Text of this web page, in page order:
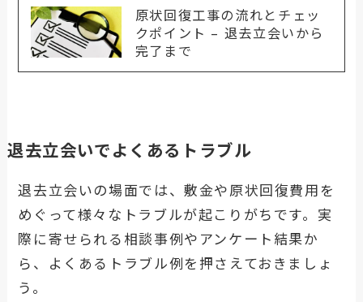
原状回復工事の流れとチェッ
クポイント – 退去立会いから
完了まで
退去立会いでよくあるトラブル
退去立会いの場面では、敷金や原状回復費用を
めぐって様々なトラブルが起こりがちです。実
際に寄せられる相談事例やアンケート結果か
ら、よくあるトラブル例を押さえておきましょ
う。